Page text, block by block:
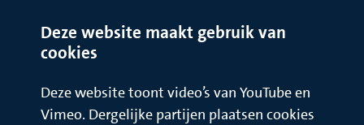
Deze website maakt gebruik van
cookies
Deze website toont video’s van YouTube en
Vimeo. Dergelijke partijen plaatsen cookies